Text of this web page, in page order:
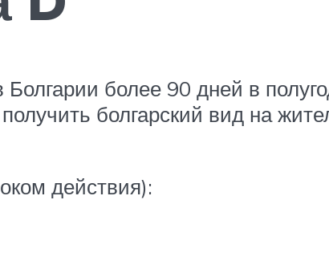
более 90 дней в
болгарский вид на
действия):